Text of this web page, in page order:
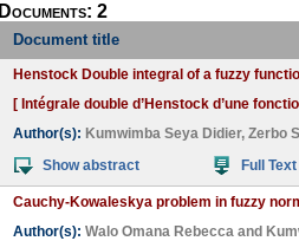
Documents: 2
Document title
Henstock Double integral of a fuzzy
[ Intégrale double d’Henstock d’une
Author(s): Kumwimba Seya Didier, Zerbo
Show abstract
Full Text
Cauchy-Kowaleskya problem in fuzzy
Author(s): Walo Omana Rebecca and